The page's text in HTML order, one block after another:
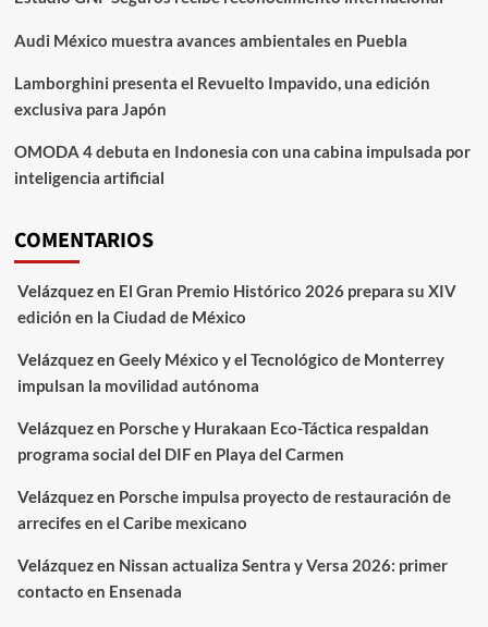
Audi México muestra avances ambientales en Puebla
Lamborghini presenta el Revuelto Impavido, una edición
exclusiva para Japón
OMODA 4 debuta en Indonesia con una cabina impulsada por
inteligencia artificial
COMENTARIOS
Velázquezen El Gran Premio Histórico 2026 prepara su XIV
edición en la Ciudad de México
Velázquezen Geely México y el Tecnológico de Monterrey
impulsan la movilidad autónoma
Velázquezen Porsche y Hurakaan Eco-Táctica respaldan
programa social del DIF en Playa del Carmen
Velázquezen Porsche impulsa proyecto de restauración de
arrecifes en el Caribe mexicano
Velázquezen Nissan actualiza Sentra y Versa 2026: primer
contacto en Ensenada